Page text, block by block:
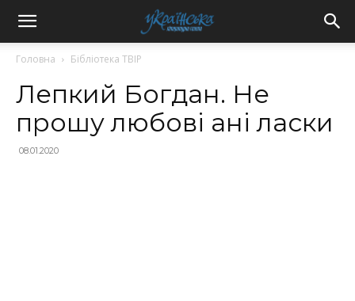
Головна Бібліотека ТВІР
Лепкий Богдан. Не
прошу любові ані ласки
08.01.2020